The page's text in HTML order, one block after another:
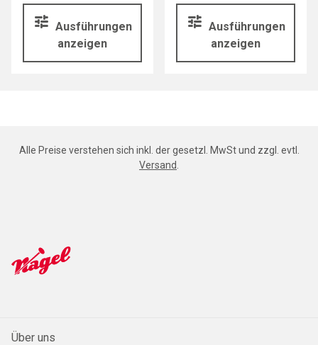
Ausführungen
anzeigen
Ausführungen
anzeigen
Alle Preise verstehen sich inkl. der gesetzl. MwSt und zzgl. evtl.
Versand
Über uns